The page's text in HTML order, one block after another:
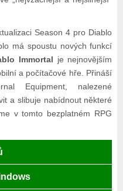
Season 4 pro Diablo
má spoustu nových funkcí
Immortal je nejnovějším
a počítačové hře. Přináší
Equipment, nalezené
a slibuje nabídnout některé
v tomto bezplatném RPG